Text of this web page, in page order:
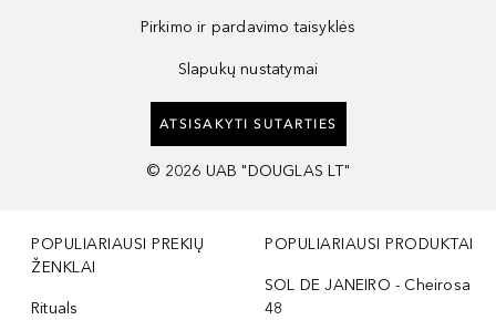
Pirkimo ir pardavimo taisyklės
Slapukų nustatymai
ATSISAKYTI SUTARTIES
© 2026 UAB "DOUGLAS LT"
POPULIARIAUSI PREKIŲ
ŽENKLAI
Rituals
POPULIARIAUSI PRODUKTAI
SOL DE JANEIRO - Cheirosa
48